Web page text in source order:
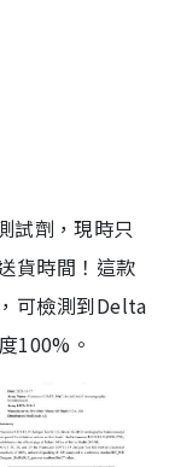
試劑，現時只
貨時間！這款
可檢測到Delta
100%。